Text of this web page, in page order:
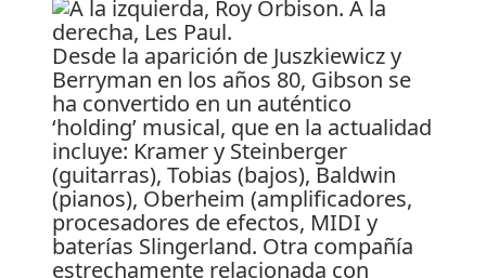
Desde la aparición de Juszkiewicz y
Berryman en los años 80, Gibson se
ha convertido en un auténtico
‘holding’ musical, que en la actualidad
incluye: Kramer y Steinberger
(guitarras), Tobias (bajos), Baldwin
(pianos), Oberheim (amplificadores,
procesadores de efectos, MIDI y
baterías Slingerland. Otra compañía
estrechamente relacionada con